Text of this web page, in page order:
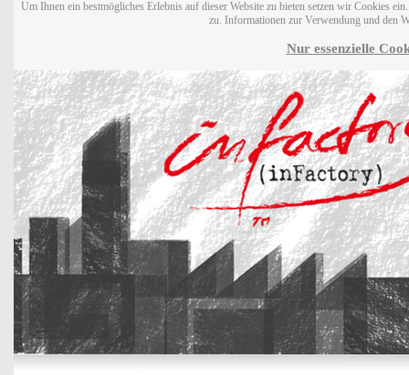
Um Ihnen ein bestmögliches Erlebnis auf dieser Website zu bieten setzen wir Cookies
zu. Informationen zur Verwendung und den
Nur essenzielle